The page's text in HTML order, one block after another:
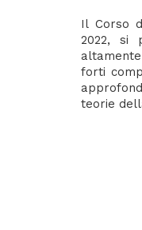
Il Corso
2022, si
forti
teorie